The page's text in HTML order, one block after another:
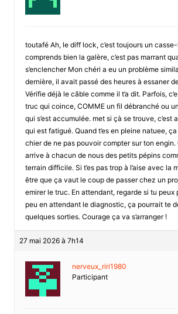
toutafé Ah, le diff lock, c’est toujours un
comprends bien la galère, c’est pas marrant
s’enclencher Mon chéri a eu un problème
dernière, il avait passé des heures à essaner
Vérifie déjà le câble comme il t’a dit. Parfois,
truc qui coince, COMME un fil débranché ou
qui s’est accumulée. met si çà se trouve, c’est
qui est fatigué. Quand t’es en pleine natuee,
chier de ne pas pouvoir compter sur ton engin.
arrive à chacun de nous des petits pépins
terrain difficile. Si t’es pas trop à l’aise avec la
être que ça vaut le coup de passer chez un
emirer le truc. En attendant, regarde si tu peux
peu en attendant le diagnostic, ça pourrait te
quelques sorties. Courage ça va s’arranger !
27 mai 2026 à 7h14
nerveux_riri1980
Participant